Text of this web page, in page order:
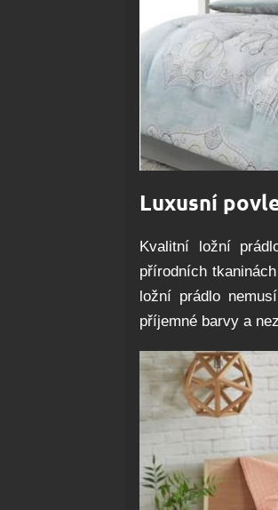
Luxusní
Kvalitní ložní
přírodních
ložní prádlo
příjemné barvy a